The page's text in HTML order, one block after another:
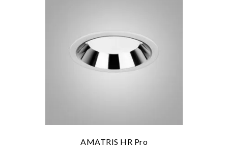
AMATRIS HR Pro
les mer